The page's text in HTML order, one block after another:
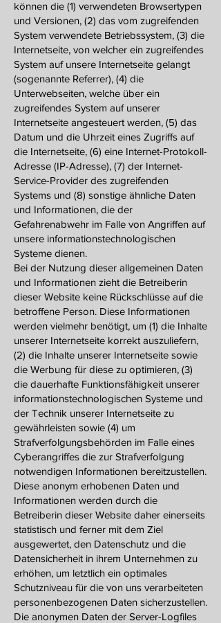
können die (1) verwendeten Browsertypen
und Versionen, (2) das vom zugreifenden
System verwendete Betriebssystem, (3) die
Internetseite, von welcher ein zugreifendes
System auf unsere Internetseite gelangt
(sogenannte Referrer), (4) die
Unterwebseiten, welche über ein
zugreifendes System auf unserer
Internetseite angesteuert werden, (5) das
Datum und die Uhrzeit eines Zugriffs auf
die Internetseite, (6) eine Internet-Protokoll-
Adresse (IP-Adresse), (7) der Internet-
Service-Provider des zugreifenden
Systems und (8) sonstige ähnliche Daten
und Informationen, die der
Gefahrenabwehr im Falle von Angriffen auf
unsere informationstechnologischen
Systeme dienen.
Bei der Nutzung dieser allgemeinen Daten
und Informationen zieht die Betreiberin
dieser Website keine Rückschlüsse auf die
betroffene Person. Diese Informationen
werden vielmehr benötigt, um (1) die Inhalte
unserer Internetseite korrekt auszuliefern,
(2) die Inhalte unserer Internetseite sowie
die Werbung für diese zu optimieren, (3)
die dauerhafte Funktionsfähigkeit unserer
informationstechnologischen Systeme und
der Technik unserer Internetseite zu
gewährleisten sowie (4) um
Strafverfolgungsbehörden im Falle eines
Cyberangriffes die zur Strafverfolgung
notwendigen Informationen bereitzustellen.
Diese anonym erhobenen Daten und
Informationen werden durch die
Betreiberin dieser Website daher einerseits
statistisch und ferner mit dem Ziel
ausgewertet, den Datenschutz und die
Datensicherheit in ihrem Unternehmen zu
erhöhen, um letztlich ein optimales
Schutzniveau für die von uns verarbeiteten
personenbezogenen Daten sicherzustellen.
Die anonymen Daten der Server-Logfiles